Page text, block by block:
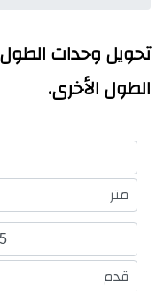
تحويل وحدات
الطول الأخرى.
متر
قدم